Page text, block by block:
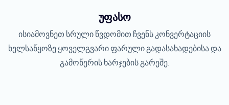
უფასო
ისიამოვნეთ სრული წვდომით ჩვენს კონვერტაციის
ხელსაწყოზე ყოველგვარი ფარული გადასახადებისა და
გამოწერის ხარჯების გარეშე.